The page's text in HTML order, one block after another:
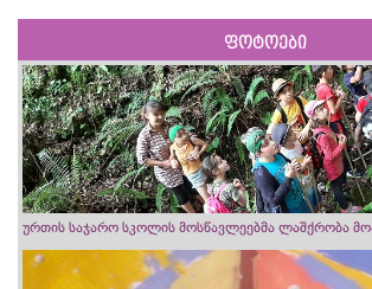
ფოტოები
ურთის საჯარო სკოლის მოსწავლეებმა ლაშქრობა